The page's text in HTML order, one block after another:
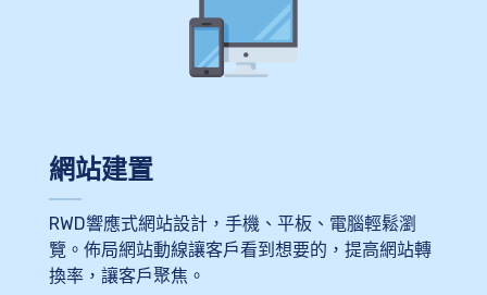
網站建置
RWD響應式網站設計，手機、平板、電腦輕鬆瀏
覽。佈局網站動線讓客戶看到想要的，提高網站轉
換率，讓客戶聚焦。